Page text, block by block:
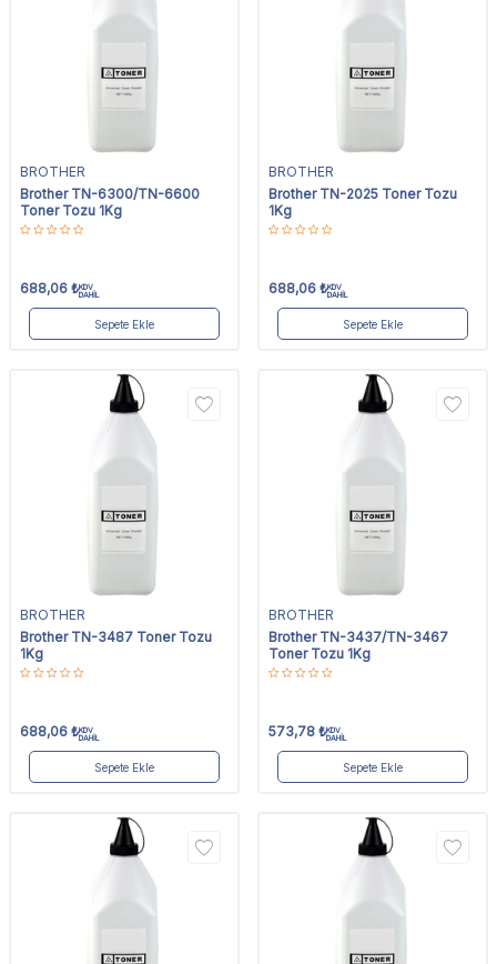
BROTHER
Brother TN-6300/TN-6600
Toner Tozu 1Kg
688,06 ₺KDV
DAHİL
Sepete Ekle
BROTHER
Brother TN-2025 Toner Tozu
1Kg
688,06 ₺KDV
DAHİL
Sepete Ekle
BROTHER
Brother TN-3487 Toner Tozu
1Kg
688,06 ₺KDV
DAHİL
Sepete Ekle
BROTHER
Brother TN-3437/TN-3467
Toner Tozu 1Kg
573,78 ₺KDV
DAHİL
Sepete Ekle